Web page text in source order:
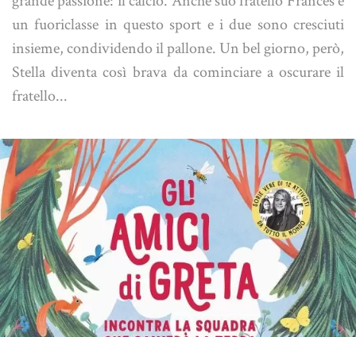
un fuoriclasse in questo sport e i due sono cresciuti
insieme, condividendo il pallone. Un bel giorno, però,
Stella diventa così brava da cominciare a oscurare il
fratello...